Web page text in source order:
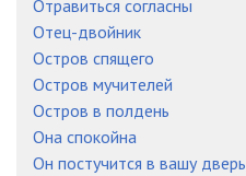
Отравиться согласны
Отец-двойник
Остров спящего
Остров мучителей
Остров в полдень
Она спокойна
Он постучится в вашу дверь